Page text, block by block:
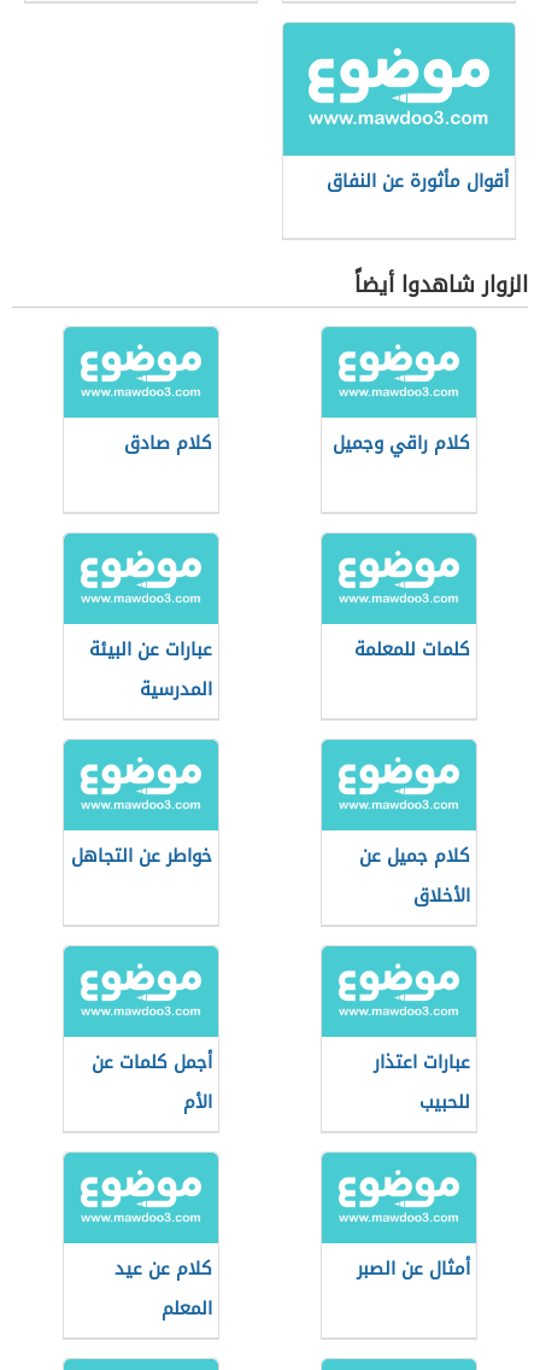
أقوال مأثورة عن النفاق
الزوار شاهدوا أيضاً
كلام راقي وجميل كلام صادق
كلمات للمعلمة
عبارات عن البيئة
المدرسية
كلام جميل عن
الأخلاق
خواطر عن التجاهل
عبارات اعتذار
للحبيب
أجمل كلمات عن
الأم
أمثال عن الصبر
كلام عن عيد
المعلم